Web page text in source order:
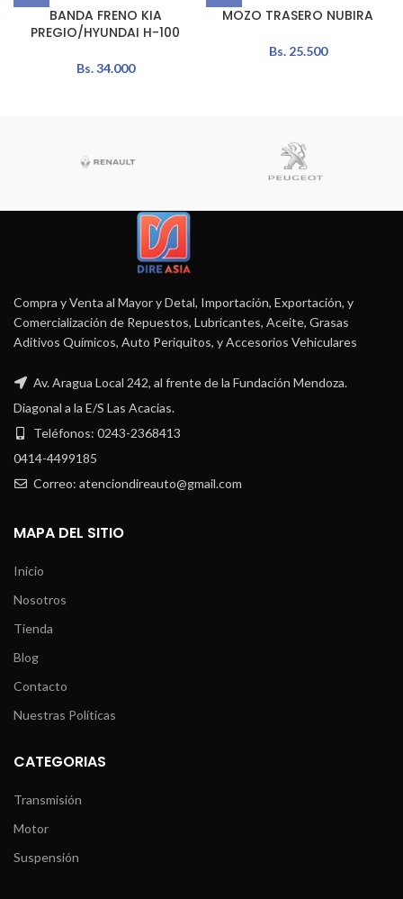
BANDA FRENO KIA
PREGIO/HYUNDAI H-100
Bs.34.000
MOZO TRASERO NUBIRA
Bs.25.500
Compra y Venta al Mayor y Detal, Importación, Exportación, y
Comercialización de Repuestos, Lubricantes, Aceite, Grasas
Aditivos Químicos, Auto Periquitos, y Accesorios Vehiculares
Av. Aragua Local 242, al frente de la Fundación Mendoza.
Diagonal a la E/S Las Acacias.
Teléfonos: 0243-2368413
0414-4499185
Correo: atenciondireauto@gmail.com
MAPA DEL SITIO
Inicio
Nosotros
Tienda
Blog
Contacto
Nuestras Políticas
CATEGORIAS
Transmisión
Motor
Suspensión